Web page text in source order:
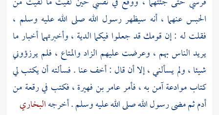
الحبس عنهما ، أنه سيظهر رسول الله صلى الله عليه وسلم ،
فقلت له : إن قومك قد جعلوا فيكما الدية ، وأخبرتهما أخبار ما
يريد الناس بهم ، وعرضت عليهم الزاد والمتاع ، فلم يرزؤوني
شيئا ، ولم يسألني ، إلا أن قال : أخف عنا . فسألته أن يكتب لي
كتاب موادعة آمن به ، فأمرعامر بن فهيرة ،فكتب في رقعة من
أدم ثم مضى رسول الله صلى الله عليه وسلم . أخرجهالبخاري